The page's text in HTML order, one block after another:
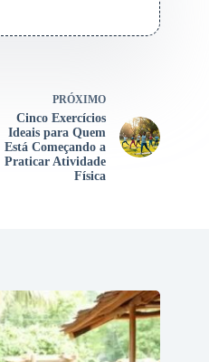
PRÓXIMO
Cinco Exercícios
Ideais para Quem
Está Começando a
Praticar Atividade
Física